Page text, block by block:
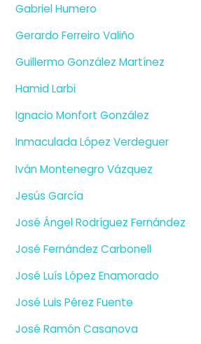
Gabriel Humero
Gerardo Ferreiro Valiño
Guillermo González Martínez
Hamid Larbi
Ignacio Monfort González
Inmaculada López Verdeguer
Iván Montenegro Vázquez
Jesús García
José Ángel Rodríguez Fernández
José Fernández Carbonell
José Luís López Enamorado
José Luis Pérez Fuente
José Ramón Casanova